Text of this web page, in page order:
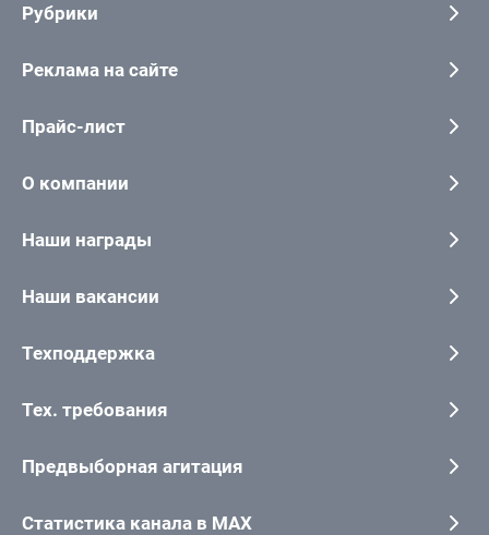
Рубрики
Реклама на сайте
Прайс-лист
О компании
Наши награды
Наши вакансии
Техподдержка
Тех. требования
Предвыборная агитация
Статистика канала в MAX